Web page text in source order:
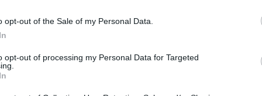
opt-out of the Sale of my Personal Data.
opt-out of processing my Personal Data for Targeted
(32,00% com 24 votos),Chave
(30,25%, com
de Freguesias de Canelas e Espiunca
com 333 votos) eTropeço(27,59%, com